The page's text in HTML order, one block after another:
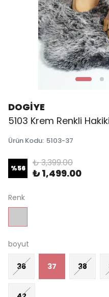
DOGİYE
5103 Krem Renkli
Ürün Kodu: 5103-37
%56 ₺ 3,399.00
₺ 1,499.00
Renk
boyut
36 37 38